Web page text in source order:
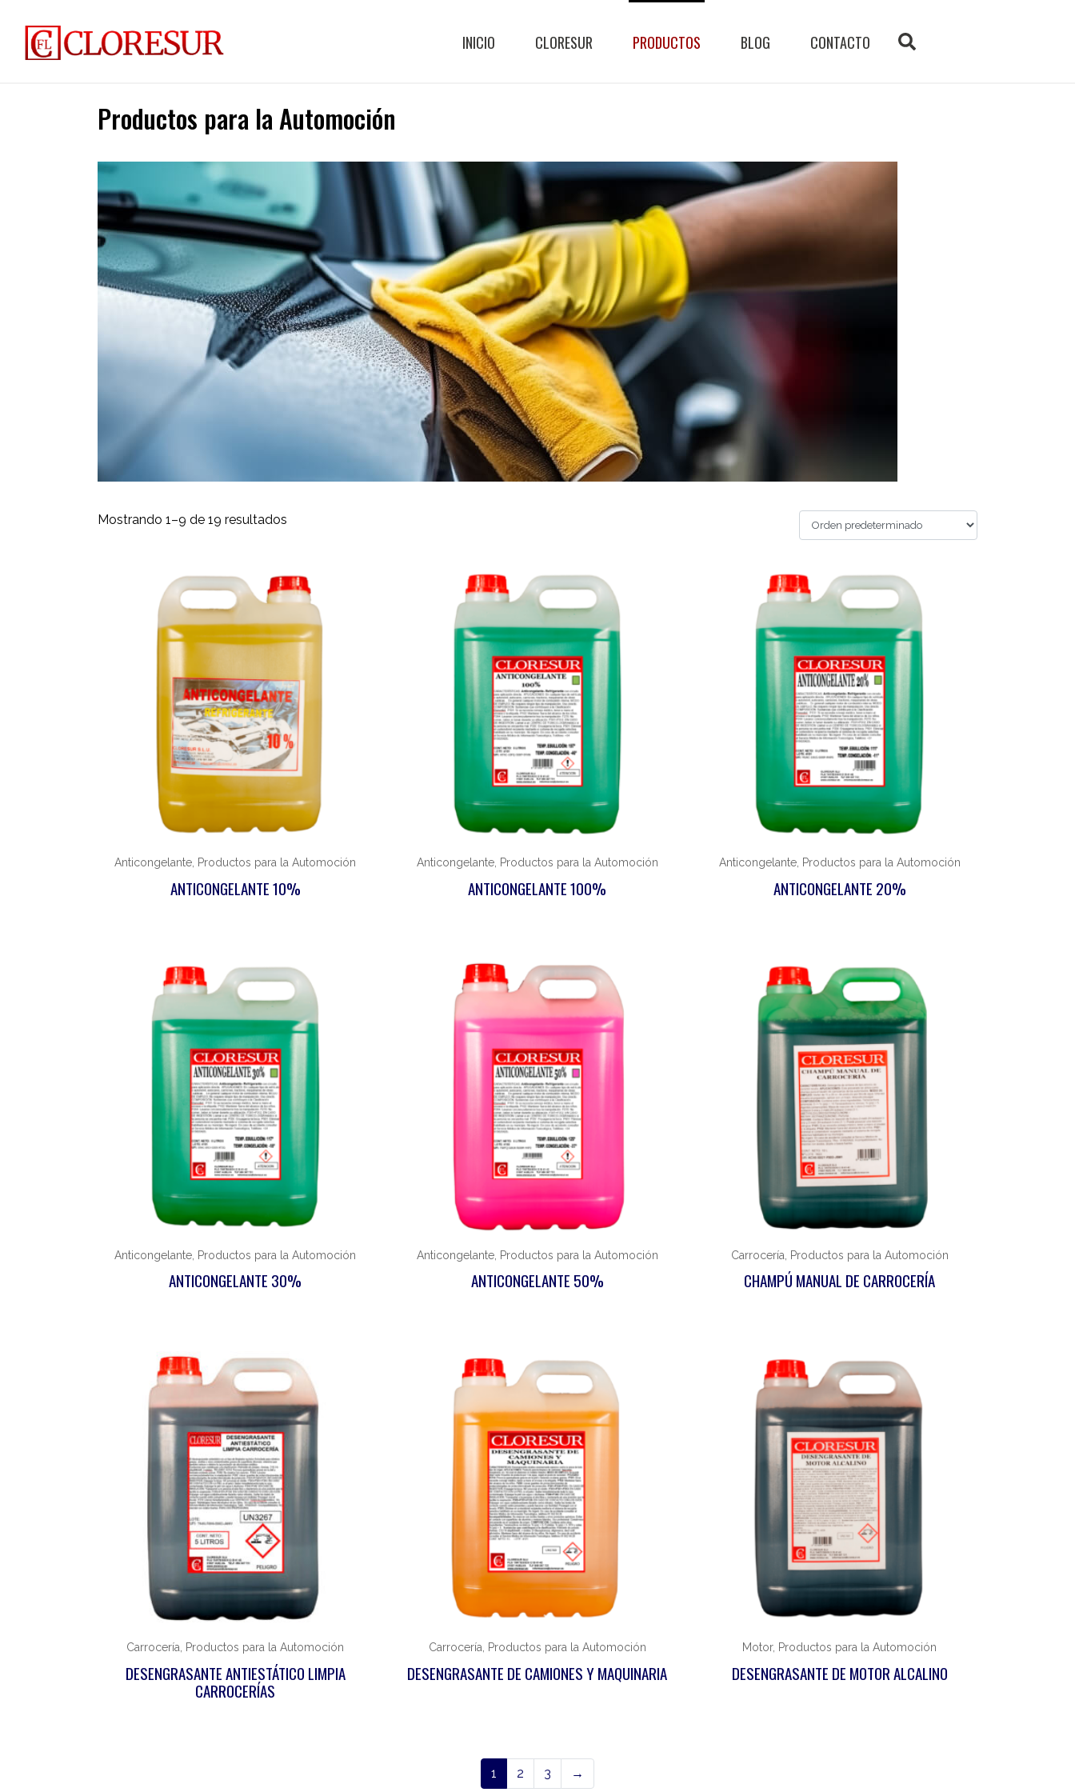
INICIO CLORESUR PRODUCTOS BLOG CONTACTO
Productos para la Automoción
Mostrando 1–9 de 19 resultados
Anticongelante, Productos para la Automoción
ANTICONGELANTE 10%
Anticongelante, Productos para la Automoción
ANTICONGELANTE 100%
Anticongelante, Productos para la Automoción
ANTICONGELANTE 20%
Anticongelante, Productos para la Automoción
ANTICONGELANTE 30%
Anticongelante, Productos para la Automoción
ANTICONGELANTE 50%
Carrocería, Productos para la Automoción
CHAMPÚ MANUAL DE CARROCERÍA
Carrocería, Productos para la Automoción
DESENGRASANTE ANTIESTÁTICO LIMPIA
CARROCERÍAS
Carrocería, Productos para la Automoción
DESENGRASANTE DE CAMIONES Y MAQUINARIA
Motor, Productos para la Automoción
DESENGRASANTE DE MOTOR ALCALINO
1 2 3 →